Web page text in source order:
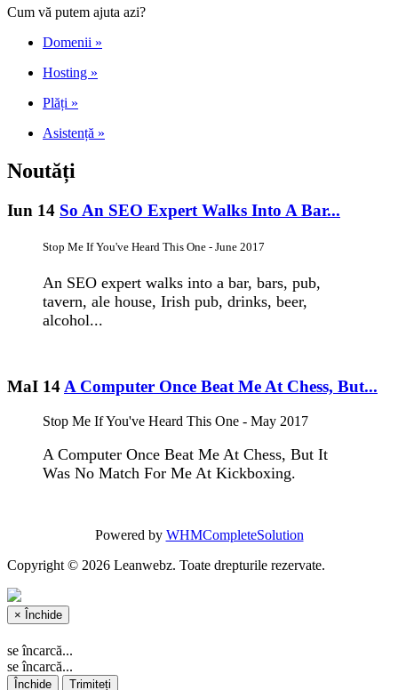
Cum vă putem ajuta azi?
Domenii »
Hosting »
Plăți »
Asistență »
Noutăți
Iun 14 So An SEO Expert Walks Into A Bar...
Stop Me If You've Heard This One - June 2017
An SEO expert walks into a bar, bars, pub,
tavern, ale house, Irish pub, drinks, beer,
alcohol...
MaI 14 A Computer Once Beat Me At Chess, But...
Stop Me If You've Heard This One - May 2017
A Computer Once Beat Me At Chess, But It
Was No Match For Me At Kickboxing.
Powered by WHMCompleteSolution
Copyright © 2026 Leanwebz. Toate drepturile rezervate.
× Închide
se încarcă...
se încarcă...
Închide Trimiteți